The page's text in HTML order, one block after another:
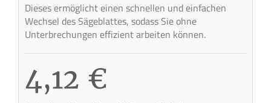
Dieses ermöglicht einen schnellen und einfachen
Wechsel des Sägeblattes, sodass Sie ohne
Unterbrechungen effizient arbeiten können.
4,12 €